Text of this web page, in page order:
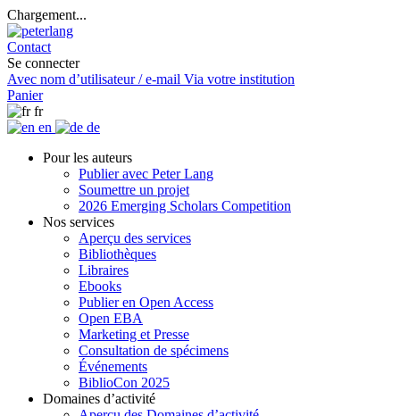
Chargement...
Contact
Se connecter
Avec nom d’utilisateur / e-mail Via votre institution
Panier
fr
en
de
Pour les auteurs
Publier avec Peter Lang
Soumettre un projet
2026 Emerging Scholars Competition
Nos services
Aperçu des services
Bibliothèques
Libraires
Ebooks
Publier en Open Access
Open EBA
Marketing et Presse
Consultation de spécimens
Événements
BiblioCon 2025
Domaines d’activité